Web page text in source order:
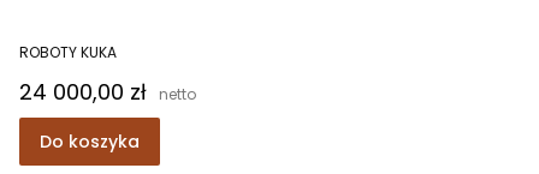
ROBOTY KUKA
Cena
24 000,00 zł
Do koszyka